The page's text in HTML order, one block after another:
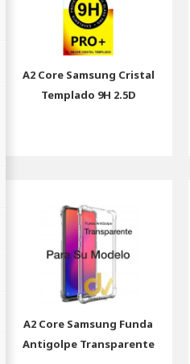
A2 Core Samsung Cristal
Templado 9H 2.5D
A2 Core Samsung Funda
Antigolpe Transparente